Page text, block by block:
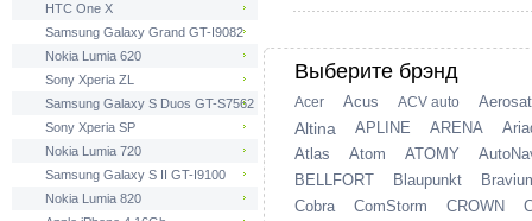
Выберите брэнд
Acer Acus ACV auto Aerosat
Altina APLINE ARENA
Atlas
Atom ATOMY
BELLFORT
Blaupunkt
Cobra
ComStorm CROWN
HTC One X
Samsung Galaxy Grand GT-I9082
Nokia Lumia 620
Sony Xperia ZL
Samsung Galaxy S Duos GT-S7562
Sony Xperia SP
Nokia Lumia 720
Samsung Galaxy S II GT-I9100
Nokia Lumia 820